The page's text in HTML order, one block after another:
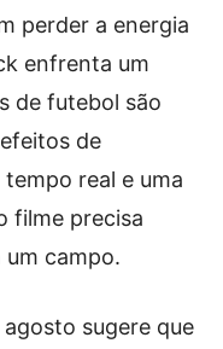
perder a energia
enfrenta um
de futebol são
de
real e uma
filme precisa
campo.
sugere que